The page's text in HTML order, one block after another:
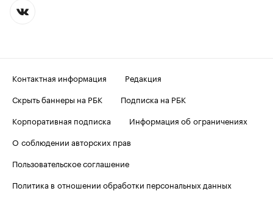
Контактная информация
Редакция
Скрыть баннеры на РБК
Подписка на РБК
Корпоративная подписка
Информация об ограничениях
О соблюдении авторских прав
Пользовательское соглашение
Политика в отношении обработки персональных данных